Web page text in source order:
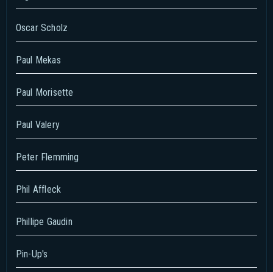
Oscar Scholz
Paul Mekas
Paul Morisette
Paul Valery
Peter Flemming
Phil Affleck
Phillipe Gaudin
Pin-Up's